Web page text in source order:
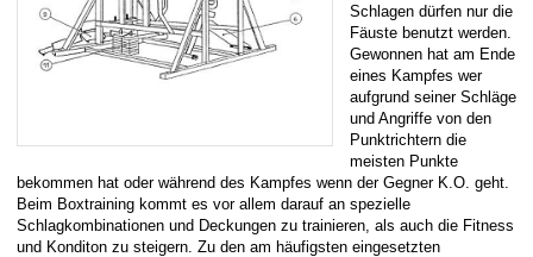
Schlagen dürfen nur die
Fäuste benutzt werden.
Gewonnen hat am Ende
eines Kampfes wer
aufgrund seiner Schläge
und Angriffe von den
Punktrichtern die
meisten Punkte
bekommen hat oder während des Kampfes wenn der Gegner K.O. geht.
Beim Boxtraining kommt es vor allem darauf an spezielle
Schlagkombinationen und Deckungen zu trainieren, als auch die Fitness
und Konditon zu steigern. Zu den am häufigsten eingesetzten